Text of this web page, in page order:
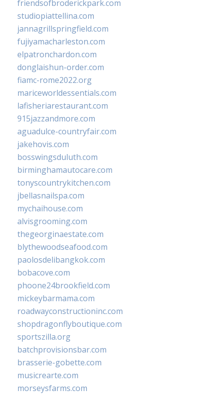
friendsofbroderickpark.com
studiopiattellina.com
jannagrillspringfield.com
fujiyamacharleston.com
elpatronchardon.com
donglaishun-order.com
fiamc-rome2022.org
mariceworldessentials.com
lafisheriarestaurant.com
915jazzandmore.com
aguadulce-countryfair.com
jakehovis.com
bosswingsduluth.com
birminghamautocare.com
tonyscountrykitchen.com
jbellasnailspa.com
mychaihouse.com
alvisgrooming.com
thegeorginaestate.com
blythewoodseafood.com
paolosdelibangkok.com
bobacove.com
phoone24brookfield.com
mickeybarmama.com
roadwayconstructioninc.com
shopdragonflyboutique.com
sportszilla.org
batchprovisionsbar.com
brasserie-gobette.com
musicrearte.com
morseysfarms.com